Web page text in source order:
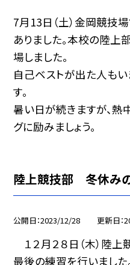
7月13日（土）金岡競技
ありました。本校の陸上
場しました。
自己ベストが出た人もい
す。
暑い日が続きますが、熱
グに励みましょう。
陸上競技部 冬休み
公開日 2023/12/28 更新日
１２月２８日（木）陸
最後の練習を行いました